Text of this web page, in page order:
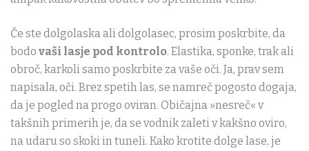
Če ste dolgolaska ali dolgolasec, prosim poskrbite, da
bodo vaši lasje pod kontrolo. Elastika, sponke, trak ali
obroč, karkoli samo poskrbite za vaše oči. Ja, prav sem
napisala, oči. Brez spetih las, se namreč pogosto dogaja,
da je pogled na progo oviran. Običajna »nesreč« v
takšnih primerih je, da se vodnik zaleti v kakšno oviro,
na udaru so skoki in tuneli. Kako krotite dolge lase, je